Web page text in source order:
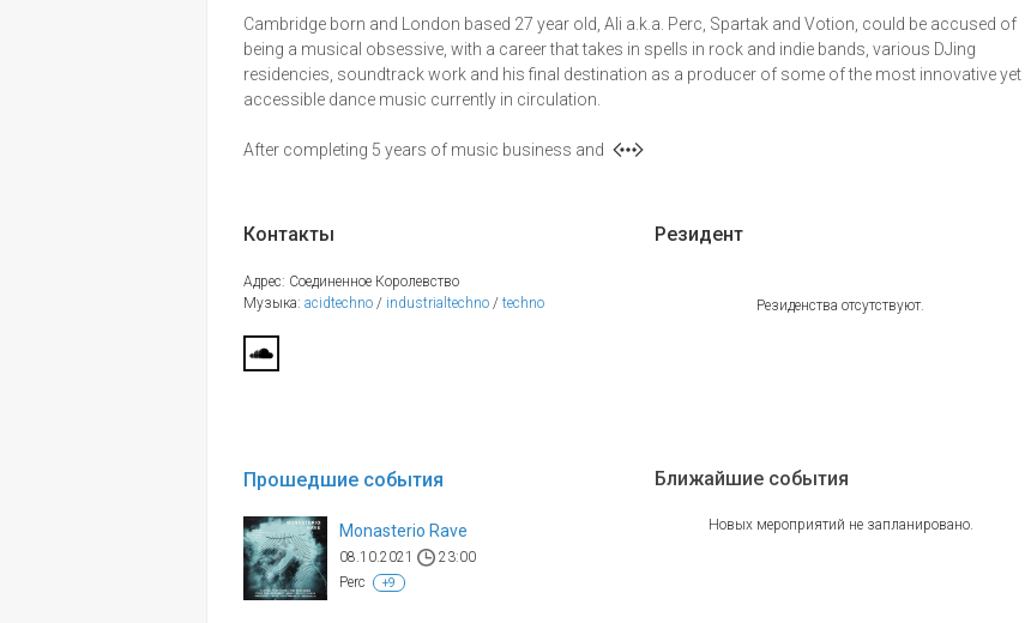
Cambridge born and London based 27 year old, Ali a.k.a. Perc, Spartak and Votion, could be accused of
being a musical obsessive, with a career that takes in spells in rock and indie bands, various DJing
residencies, soundtrack work and his final destination as a producer of some of the most innovative yet
accessible dance music currently in circulation.
After completing 5 years of music business and
Контакты
Адрес: Соединенное Королевство
Музыка: acidtechno / industrialtechno / techno
Резидент
Резиденства отсутствуют.
Прошедшие события
Monasterio Rave
08.10.2021
23:00
Perc
+9
Ближайшие события
Новых мероприятий не запланировано.